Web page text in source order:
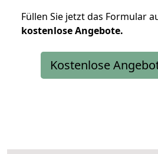
Füllen Sie jetzt das Formular
kostenloseAngebote.
Kostenlose